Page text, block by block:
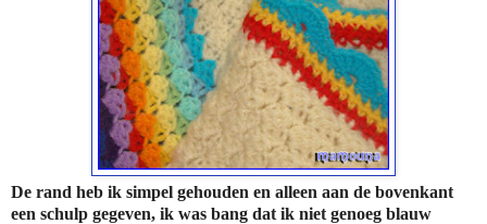
De rand heb ik simpel gehouden en alleen aan de bovenkant
een schulp gegeven, ik was bang dat ik niet genoeg blauw